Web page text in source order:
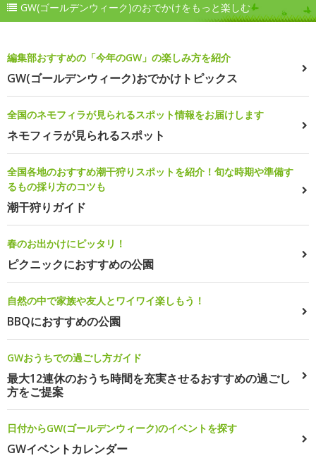
GW(ゴールデンウィーク)のおでかけをもっと楽しむ
編集部おすすめの「今年のGW」の楽しみ方を紹介
GW(ゴールデンウィーク)おでかけトピックス
全国のネモフィラが見られるスポット情報をお届けします
ネモフィラが見られるスポット
全国各地のおすすめ潮干狩りスポットを紹介！旬な時期や準備す
るもの採り方のコツも
潮干狩りガイド
春のお出かけにピッタリ！
ピクニックにおすすめの公園
自然の中で家族や友人とワイワイ楽しもう！
BBQにおすすめの公園
GWおうちでの過ごし方ガイド
最大12連休のおうち時間を充実させるおすすめの過ごし
方をご提案
日付からGW(ゴールデンウィーク)のイベントを探す
GWイベントカレンダー